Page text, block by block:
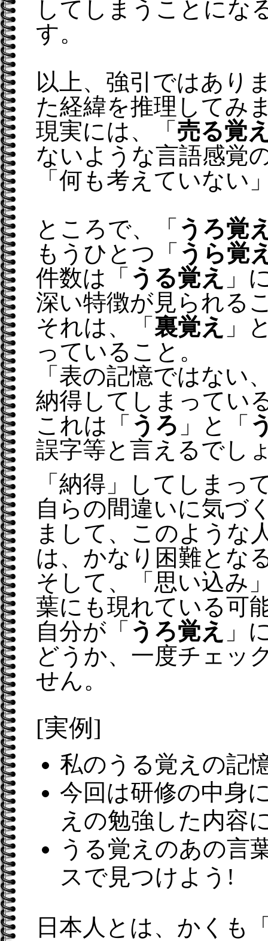
してしまうことにな
す。
以上、強引ではあり
た経緯を推理してみ
現実には、「 売る覚
ないような言語感覚
「何も考えていない
ところで、「 うろ覚
もうひとつ「 うら覚
件数は「 うる覚え 」
深い特徴が見られる
それは、「 裏覚え 」
っていること。
「表の記憶ではない
納得してしまってい
これは「 うろ 」と「
誤字等と言えるでし
「納得」してしまっ
自らの間違いに気づ
まして、このような
は、かなり困難とな
そして、「思い込み
葉にも現れている可
自分が「 うろ覚え 」
どうか、一度チェッ
せん。
[実例]
私のうる覚えの記
今回は研修の中身
えの勉強した内容
うる覚えのあの言
スで見つけよう!
日本人とは、かくも